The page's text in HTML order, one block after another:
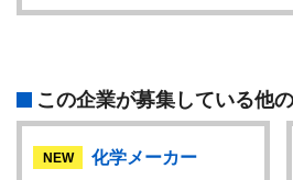
この企業が募集している他
NEW
化学メーカー